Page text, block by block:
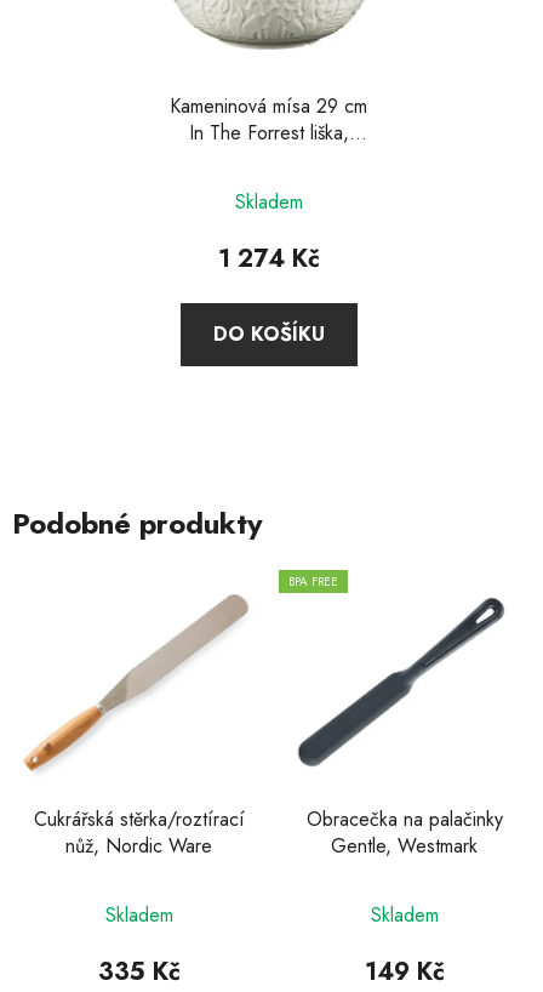
Kameninová mísa 29 cm
In The Forrest liška,
Skladem
1 274 Kč
DO KOŠÍKU
Podobné produkty
Cukrářská stěrka/roztírací
nůž, Nordic Ware
Skladem
335 Kč
BPA FREE
Obracečka na palačinky
Gentle, Westmark
Skladem
149 Kč